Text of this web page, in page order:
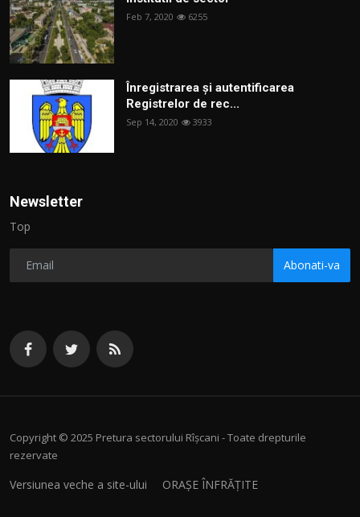
Feb 7, 2020 6255
Înregistrarea și autentificarea
Registrelor de rec...
Sep 14, 2020 3933
Newsletter
Top
Abonati-va
Copyright © 2025 Pretura sectorului Rîșcani - Toate drepturile
rezervate
Versiunea veche a site-ului ORAȘE ÎNFRĂȚITE